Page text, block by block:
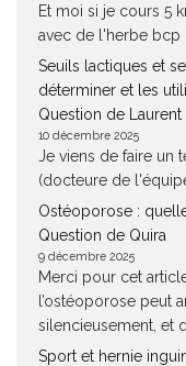
Et moi si je cours 5
avec de l'herbe bcp
Seuils lactiques et
déterminer et les
Question de Laurent
10 décembre 2025
Je viens de faire un
(docteure de
Ostéoporose :
Question de Quira
9 décembre 2025
Merci pour cet
l’ostéoporose peut
silencieusement, et
Sport et hernie